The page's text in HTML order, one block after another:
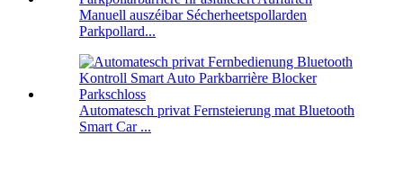
Manuell auszéibar Sécherheetspollarden
Parkpollard...
Automatesch privat Fernsteierung mat Bluetooth
Smart Car ...